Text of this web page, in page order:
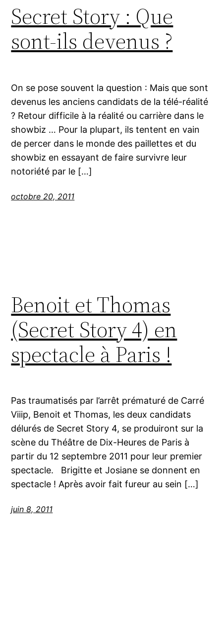
Secret Story : Que
sont-ils devenus ?
On se pose souvent la question : Mais que sont
devenus les anciens candidats de la télé-réalité
? Retour difficile à la réalité ou carrière dans le
showbiz … Pour la plupart, ils tentent en vain
de percer dans le monde des paillettes et du
showbiz en essayant de faire survivre leur
notoriété par le […]
octobre 20, 2011
Benoit et Thomas
(Secret Story 4) en
spectacle à Paris !
Pas traumatisés par l’arrêt prématuré de Carré
Viiip, Benoit et Thomas, les deux candidats
délurés de Secret Story 4, se produiront sur la
scène du Théâtre de Dix-Heures de Paris à
partir du 12 septembre 2011 pour leur premier
spectacle. Brigitte et Josiane se donnent en
spectacle ! Après avoir fait fureur au sein […]
juin 8, 2011